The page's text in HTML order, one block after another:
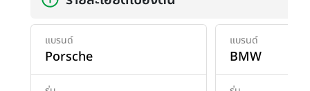
แบรนด์
Porsche
แบรนด์
BMW